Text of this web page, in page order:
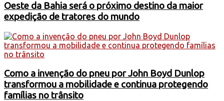
Oeste da Bahia será o próximo destino da maior
expedição de tratores do mundo
Como a invenção do pneu por John Boyd Dunlop
transformou a mobilidade e continua protegendo
famílias no trânsito